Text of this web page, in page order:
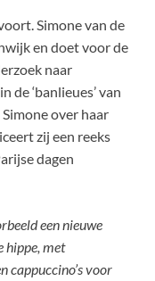
Simone van de
en doet voor de
naar
‘banlieues’ van
over haar
zij een reeks
dagen
een nieuwe
hippe, met
cappuccino’s voor